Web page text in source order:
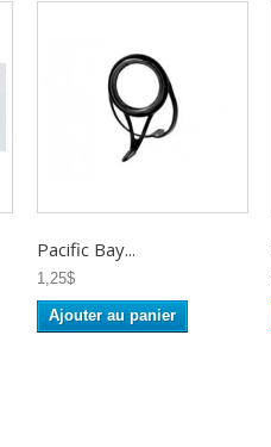
Pacific Bay...
1,25$
Ajouter au panier